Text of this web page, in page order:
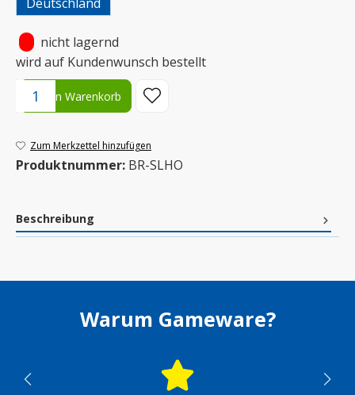
nicht lagernd
wird auf Kundenwunsch bestellt
Produkt Anzahl: Gib den gewünschten Wert ein oder benutze
In den Warenkorb
Zum Merkzettel hinzufügen
Produktnummer: BR-SLHO
Beschreibung
Warum Gameware?